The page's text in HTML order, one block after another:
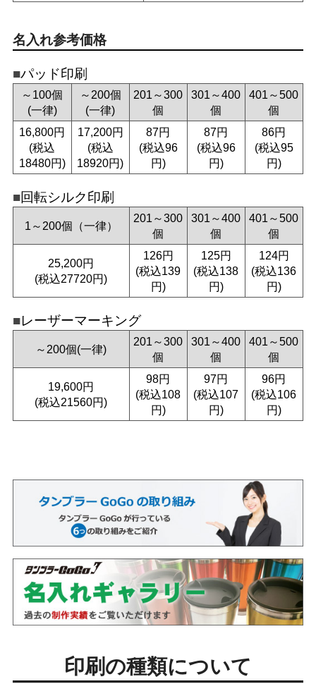
名入れ参考価格
パッド印刷
～100個
(一律)
～200個
(一律)
201～300
個
301～400
個
401～500
個
16,800円
(税込
18480円)
17,200円
(税込
18920円)
87円
(税込96
円)
87円
(税込96
円)
86円
(税込95
円)
回転シルク印刷
1～200個（一律）
201～300
個
301～400
個
401～500
個
25,200円
(税込27720円)
126円
(税込139
円)
125円
(税込138
円)
124円
(税込136
円)
レーザーマーキング
～200個(一律)
201～300
個
301～400
個
401～500
個
19,600円
(税込21560円)
98円
(税込108
円)
97円
(税込107
円)
96円
(税込106
円)
印刷の種類について